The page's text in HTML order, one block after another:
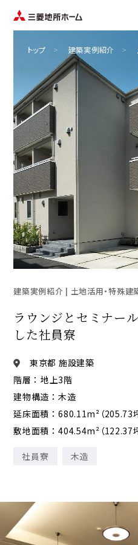
トップ 建築実例紹介
建築実例紹介 | 土地活用・特殊建
ラウンジとセミナー
した社員寮
東京都 施設建築
階層 ： 地上3階
建物構造 ： 木造
延床面積 ： 680.11m²（205.73坪
敷地面積 ： 404.54m²（122.37坪
社員寮 木造